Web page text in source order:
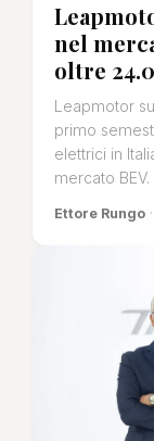
nel
oltre
Leapmotor
primo
elettrici in
mercato BEV.
Ettore Rungo